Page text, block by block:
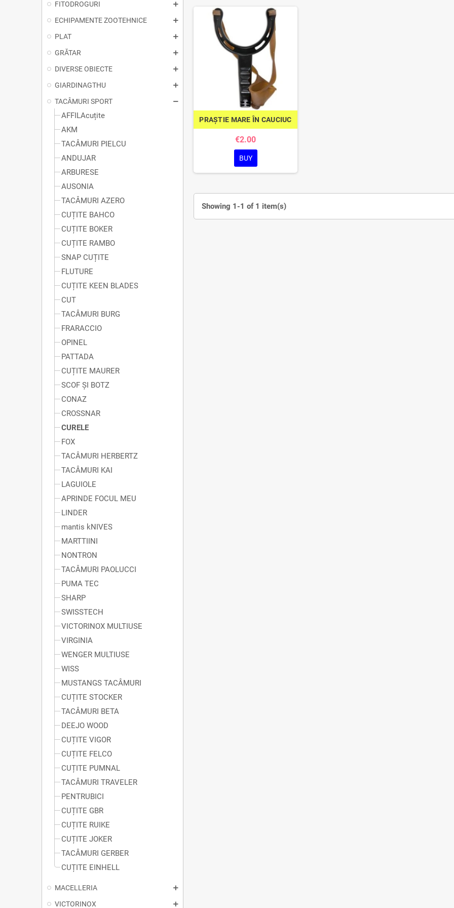
FITODROGURI
ECHIPAMENTE ZOOTEHNICE
PLAT
GRĂTAR
DIVERSE OBIECTE
GIARDINAGTHU
TACÂMURI SPORT
AFFILAcuțite
AKM
TACÂMURI PIELCU
ANDUJAR
ARBURESE
AUSONIA
TACÂMURI AZERO
CUȚITE BAHCO
CUȚITE BOKER
CUȚITE RAMBO
SNAP CUȚITE
FLUTURE
CUȚITE KEEN BLADES
CUT
TACÂMURI BURG
FRARACCIO
OPINEL
PATTADA
CUȚITE MAURER
SCOF ȘI BOTZ
CONAZ
CROSSNAR
CURELE
FOX
TACÂMURI HERBERTZ
TACÂMURI KAI
LAGUIOLE
APRINDE FOCUL MEU
LINDER
mantis kNIVES
MARTTIINI
NONTRON
TACÂMURI PAOLUCCI
PUMA TEC
SHARP
SWISSTECH
VICTORINOX MULTIUSE
VIRGINIA
WENGER MULTIUSE
WISS
MUSTANGS TACÂMURI
CUȚITE STOCKER
TACÂMURI BETA
DEEJO WOOD
CUȚITE VIGOR
CUȚITE FELCO
CUȚITE PUMNAL
TACÂMURI TRAVELER
PENTRUBICI
CUȚITE GBR
CUȚITE RUIKE
CUȚITE JOKER
TACÂMURI GERBER
CUȚITE EINHELL
MACELLERIA
VICTORINOX
PRAȘTIE MARE ÎN CAUCIUC
€2.00
BUY
Showing 1-1 of 1 item(s)